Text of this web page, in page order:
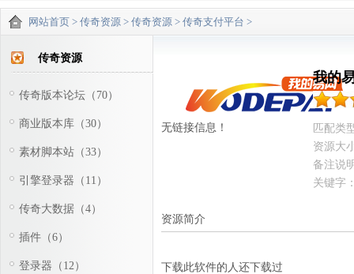
网站首页 > 传奇资源 > 传奇资源 > 传奇支付平台 >
传奇资源
传奇版本论坛（70）
商业版本库（30）
素材脚本站（33）
引擎登录器（11）
传奇大数据（4）
插件（6）
登录器（12）
无链接信息！
我的
匹配类
资源大
备注说
关键字
资源简介
下载此软件的人还下载过